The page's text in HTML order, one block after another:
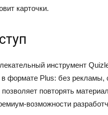
карточки.
инструмент
в формате Plus: без
позволяет повторять
возможности